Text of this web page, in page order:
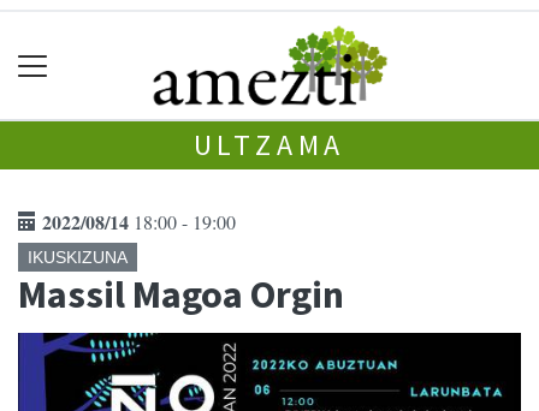
ULTZAMA
2022/08/14 18:00 - 19:00
IKUSKIZUNA
Massil Magoa Orgin